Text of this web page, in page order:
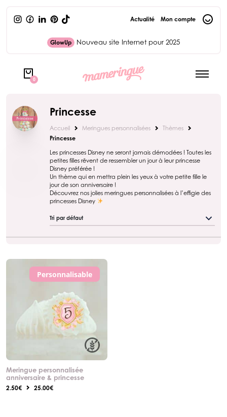
GlowUp Nouveau site Internet pour 2025
Actualité Mon compte
0
Princesse
Accueil Meringues personnalisées
Thèmes
Princesse
Les princesses Disney ne seront jamais démodées ! Toutes les
petites filles rêvent de ressembler un jour à leur princesse
Disney préférée !
Un thème qui en mettra plein les yeux à votre petite fille le
jour de son anniversaire !
Découvrez nos jolies meringues personnalisées à l’effigie des
princesses Disney
Personnalisable
Meringue personnalisée
anniversaire & princesse
2.50€ 25.00€